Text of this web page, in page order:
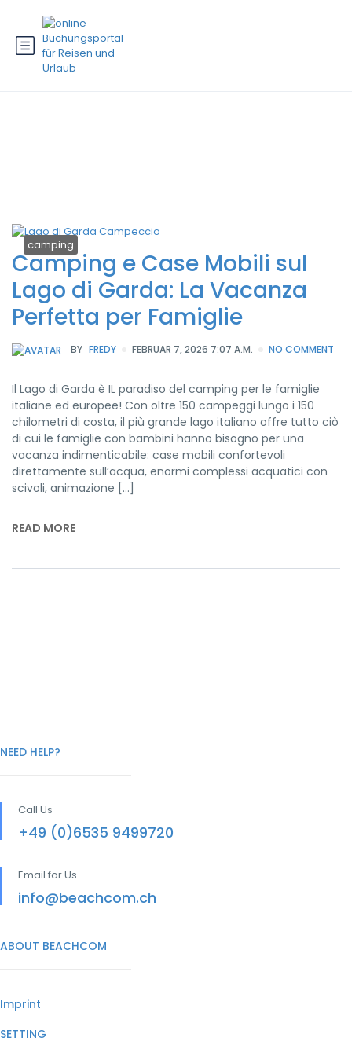
camping
Camping e Case Mobili sul
Lago di Garda: La Vacanza
Perfetta per Famiglie
BY FREDY FEBRUAR 7, 2026 7:07 A.M. NO COMMENT
Il Lago di Garda è IL paradiso del camping per le famiglie
italiane ed europee! Con oltre 150 campeggi lungo i 150
chilometri di costa, il più grande lago italiano offre tutto ciò
di cui le famiglie con bambini hanno bisogno per una
vacanza indimenticabile: case mobili confortevoli
direttamente sull’acqua, enormi complessi acquatici con
scivoli, animazione […]
READ MORE
NEED HELP?
Call Us
+49 (0)6535 9499720
Email for Us
info@beachcom.ch
ABOUT BEACHCOM
Imprint
SETTING